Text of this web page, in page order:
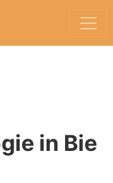
in Bie